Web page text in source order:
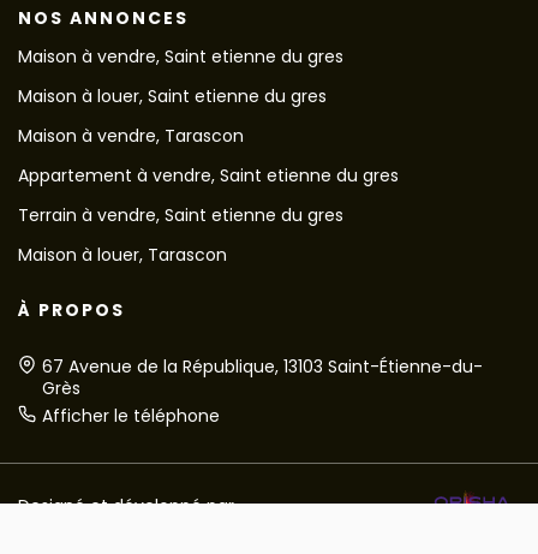
NOS ANNONCES
Maison à vendre, Saint etienne du gres
Maison à louer, Saint etienne du gres
Maison à vendre, Tarascon
Appartement à vendre, Saint etienne du gres
Terrain à vendre, Saint etienne du gres
Maison à louer, Tarascon
À PROPOS
67 Avenue de la République, 13103 Saint-Étienne-du-
Grès
Afficher le téléphone
Designé et développé par